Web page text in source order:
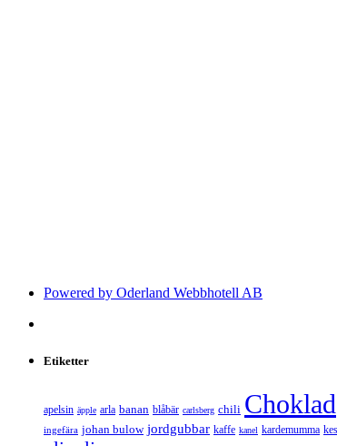
Powered by Oderland Webbhotell AB
Etiketter
apelsin äpple arla banan blåbär carlsberg chili Choklad
ingefära johan bulow jordgubbar kaffe kanel kardemumma